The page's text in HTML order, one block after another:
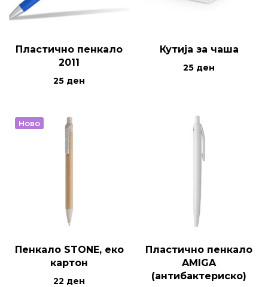
Пластично пенкало
2011
25 ден
Кутија за чаша
25 ден
Ново
Пенкало STONE, еко
картон
22 ден
Пластично пенкало
AMIGA
(антибактериско)